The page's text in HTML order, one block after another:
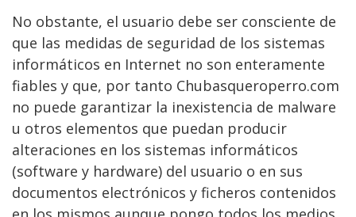
No obstante, el usuario debe ser consciente de
que las medidas de seguridad de los sistemas
informáticos en Internet no son enteramente
fiables y que, por tanto Chubasqueroperro.com
no puede garantizar la inexistencia de malware
u otros elementos que puedan producir
alteraciones en los sistemas informáticos
(software y hardware) del usuario o en sus
documentos electrónicos y ficheros contenidos